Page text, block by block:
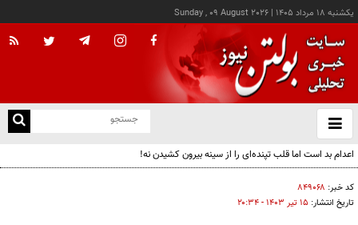
يکشنبه ۱۸ مرداد ۱۴۰۵ |
Sunday , 09 August 2026
باز
و
اعدام بد است اما قلب تپنده‌ای را از سینه بیرون کشیدن نه!
کد خبر: ۸۴۹۰۶۸
تاریخ انتشار: ۱۵ تير ۱۴۰۳ - ۲۰:۳۴